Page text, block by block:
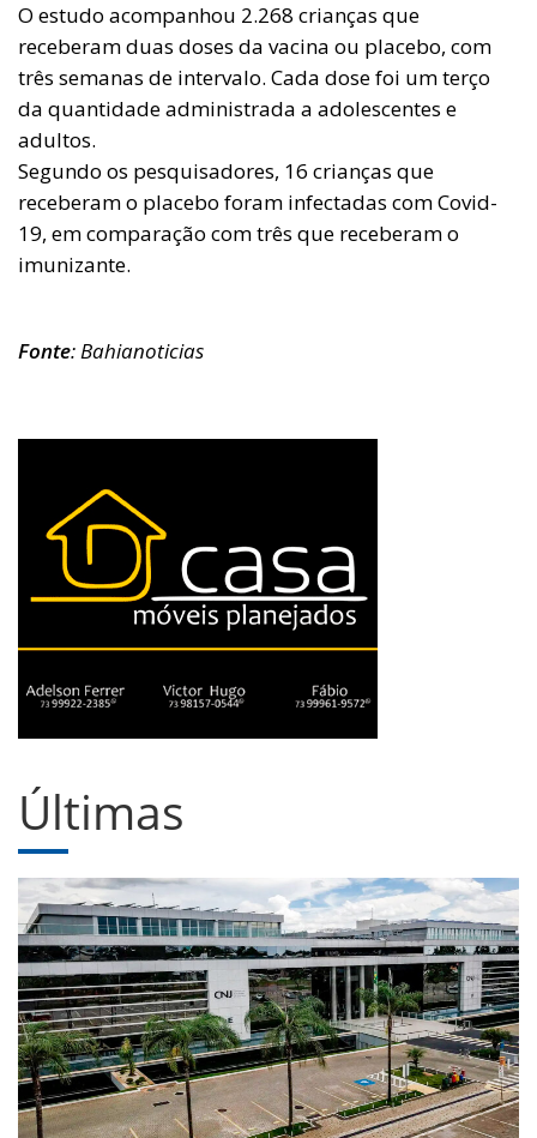
O estudo acompanhou 2.268 crianças que
receberam duas doses da vacina ou placebo, com
três semanas de intervalo. Cada dose foi um terço
da quantidade administrada a adolescentes e
adultos.
Segundo os pesquisadores, 16 crianças que
receberam o placebo foram infectadas com Covid-
19, em comparação com três que receberam o
imunizante.
Fonte: Bahianoticias
Últimas